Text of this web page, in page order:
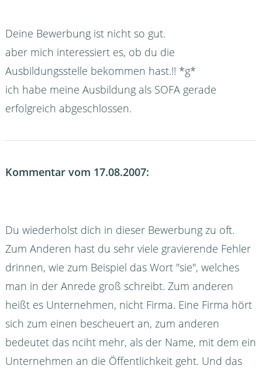
Deine Bewerbung ist nicht so gut.
aber mich interessiert es, ob du die
Ausbildungsstelle bekommen hast.!! *g*
ich habe meine Ausbildung als SOFA gerade
erfolgreich abgeschlossen.
Kommentar vom 17.08.2007:
Du wiederholst dich in dieser Bewerbung zu oft.
Zum Anderen hast du sehr viele gravierende Fehler
drinnen, wie zum Beispiel das Wort "sie", welches
man in der Anrede groß schreibt. Zum anderen
heißt es Unternehmen, nicht Firma. Eine Firma hört
sich zum einen bescheuert an, zum anderen
bedeutet das nciht mehr, als der Name, mit dem ein
Unternehmen an die Öffentlichkeit geht. Und das